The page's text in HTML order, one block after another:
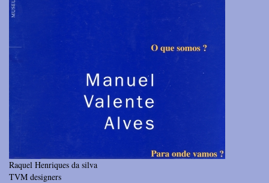
Raquel Henriques da silva
TVM designers